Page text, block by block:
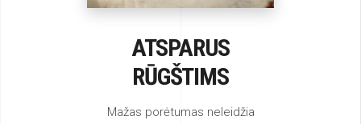
ATSPARUS
RŪGŠTIMS
Mažas porėtumas neleidžia